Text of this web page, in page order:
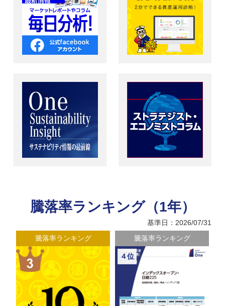
騰落率ランキング（1年）
基準日：2026/07/31
騰落率ランキング
５位
騰落率ランキング
６位